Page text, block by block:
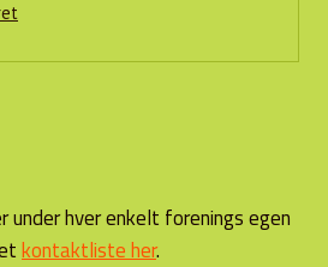
under hver enkelt forenings egen
kontaktliste her.